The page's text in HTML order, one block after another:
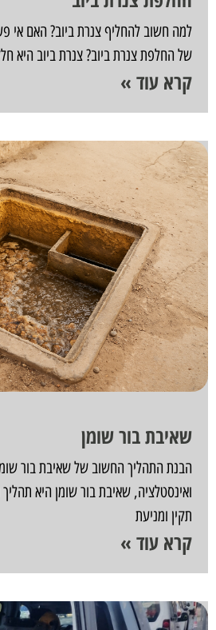
למה חשוב להחליף צנרת ביוב? האם
של החלפת צנרת ביוב? צנרת ביוב היא
קרא עוד »
שאיבת בור שומן
הבנת התהליך החשוב של שאיבת בור
ואינסטלציה, שאיבת בור שומן היא
תקין ומניעת
קרא עוד »